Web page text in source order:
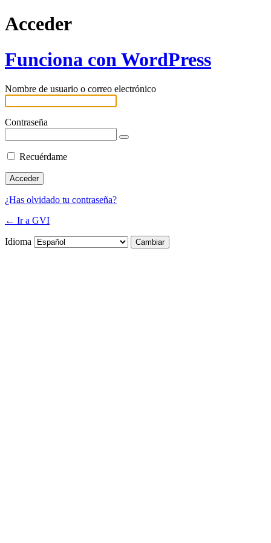
Acceder
Funciona con WordPress
Nombre de usuario o correo electrónico
Contraseña
Recuérdame
¿Has olvidado tu contraseña?
← Ir a GVI
Idioma